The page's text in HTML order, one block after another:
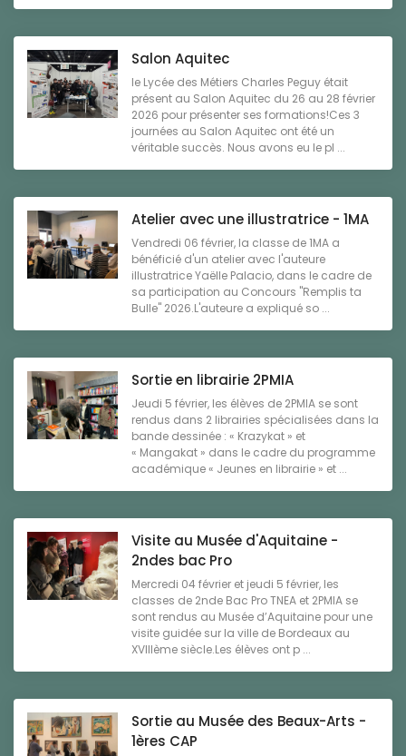
Salon Aquitec
le Lycée des Métiers Charles Peguy était
présent au Salon Aquitec du 26 au 28 février
2026 pour présenter ses formations!Ces 3
journées au Salon Aquitec ont été un
véritable succès. Nous avons eu le pl ...
Atelier avec une illustratrice - 1MA
Vendredi 06 février, la classe de 1MA a
bénéficié d'un atelier avec l'auteure
illustratrice Yaëlle Palacio, dans le cadre de
sa participation au Concours "Remplis ta
Bulle" 2026.L'auteure a expliqué so ...
Sortie en librairie 2PMIA
Jeudi 5 février, les élèves de 2PMIA se sont
rendus dans 2 librairies spécialisées dans la
bande dessinée : « Krazykat » et
« Mangakat » dans le cadre du programme
académique « Jeunes en librairie » et ...
Visite au Musée d'Aquitaine -
2ndes bac Pro
Mercredi 04 février et jeudi 5 février, les
classes de 2nde Bac Pro TNEA et 2PMIA se
sont rendus au Musée d’Aquitaine pour une
visite guidée sur la ville de Bordeaux au
XVIIIème siècle.Les élèves ont p ...
Sortie au Musée des Beaux-Arts -
1ères CAP